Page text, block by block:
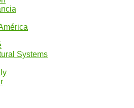
Systems